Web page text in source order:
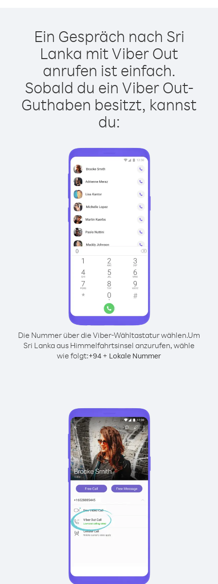
Ein Gespräch nach Sri
Lanka mit Viber Out
anrufen ist einfach.
Sobald du ein Viber Out-
Guthaben besitzt, kannst
du:
Die Nummer über die Viber-Wähltastatur wählen.Um
Sri Lanka aus Himmelfahrtsinsel anzurufen, wähle
wie folgt:+94 + Lokale Nummer